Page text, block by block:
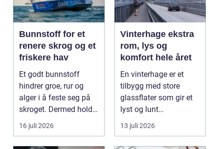
Bunnstoff for et
renere skrog og et
friskere hav
Et godt bunnstoff
hindrer groe, rur og
alger i å feste seg på
skroget. Dermed holder
båten bedre far...
16 juli 2026
Vinterhage ekstra
rom, lys og
komfort hele året
En vinterhage er et
tilbygg med store
glassflater som gir et
lyst og lunt
oppholdsrom nær
hagen, ogs...
13 juli 2026